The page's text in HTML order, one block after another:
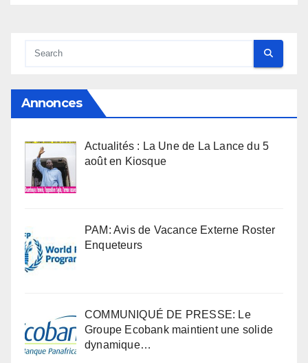
Annonces
Actualités : La Une de La Lance du 5
août en Kiosque
PAM: Avis de Vacance Externe Roster
Enqueteurs
COMMUNIQUÉ DE PRESSE: Le
Groupe Ecobank maintient une solide
dynamique…